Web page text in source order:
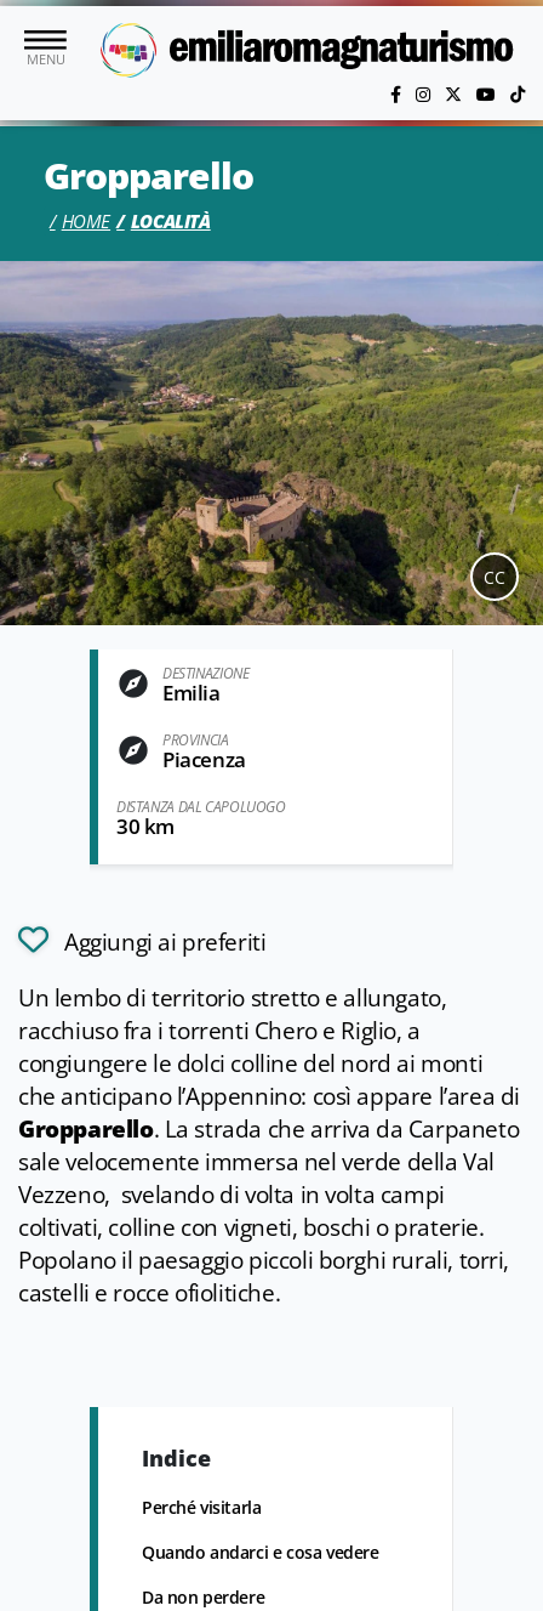
Vai al contenuto principale
MENU
Gropparello
HOME LOCALITÀ
CC
DESTINAZIONE
Emilia
PROVINCIA
Piacenza
DISTANZA DAL CAPOLUOGO
30 km
Aggiungi ai preferiti
Un lembo di territorio stretto e allungato,
racchiuso fra i torrenti Chero e Riglio, a
congiungere le dolci colline del nord ai monti
che anticipano l’Appennino: così appare l’area di
Gropparello. La strada che arriva da Carpaneto
sale velocemente immersa nel verde della Val
Vezzeno, svelando di volta in volta campi
coltivati, colline con vigneti, boschi o praterie.
Popolano il paesaggio piccoli borghi rurali, torri,
castelli e rocce ofiolitiche.
Indice
Perché visitarla
Quando andarci e cosa vedere
Da non perdere